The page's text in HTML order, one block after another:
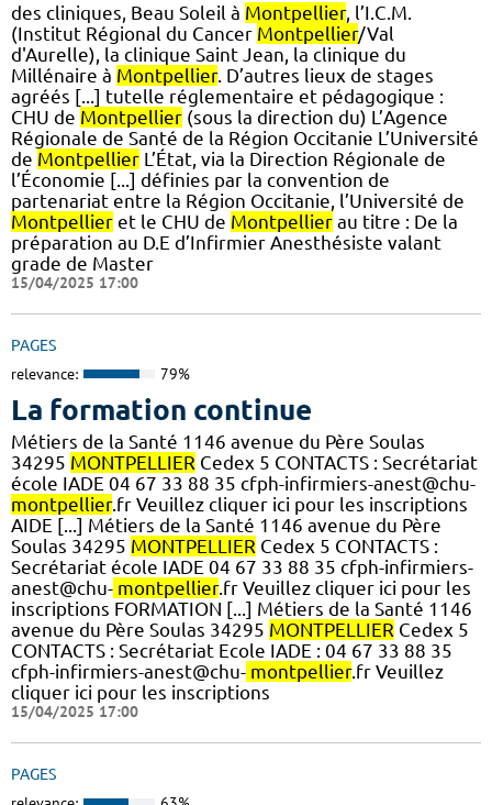
des cliniques, Beau Soleil à Montpellier, l’I.C.M.
(Institut Régional du Cancer Montpellier/Val
d'Aurelle), la clinique Saint Jean, la clinique du
Millénaire à Montpellier. D’autres lieux de stages
agréés [...] tutelle réglementaire et pédagogique :
CHU de Montpellier (sous la direction du) L’Agence
Régionale de Santé de la Région Occitanie L’Université
de Montpellier L’État, via la Direction Régionale de
l’Économie [...] définies par la convention de
partenariat entre la Région Occitanie, l’Université de
Montpellier et le CHU de Montpellier au titre : De la
préparation au D.E d’Infirmier Anesthésiste valant
grade de Master
15/04/2025 17:00
PAGES
relevance: 79%
La formation continue
Métiers de la Santé 1146 avenue du Père Soulas
34295 MONTPELLIER Cedex 5 CONTACTS : Secrétariat
école IADE 04 67 33 88 35 cfph-infirmiers-anest@chu-
montpellier.fr Veuillez cliquer ici pour les inscriptions
AIDE [...] Métiers de la Santé 1146 avenue du Père
Soulas 34295 MONTPELLIER Cedex 5 CONTACTS :
Secrétariat école IADE 04 67 33 88 35 cfph-infirmiers-
anest@chu- montpellier.fr Veuillez cliquer ici pour les
inscriptions FORMATION [...] Métiers de la Santé 1146
avenue du Père Soulas 34295 MONTPELLIER Cedex 5
CONTACTS : Secrétariat Ecole IADE : 04 67 33 88 35
cfph-infirmiers-anest@chu- montpellier.fr Veuillez
cliquer ici pour les inscriptions
15/04/2025 17:00
PAGES